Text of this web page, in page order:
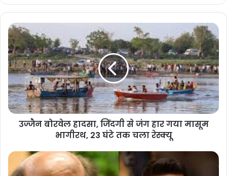
उज्जैन बोरवेल हादसा, जिंदगी से जंग हार गया मासूम
भागीरथ, 23 घंटे तक चला रेस्क्यू